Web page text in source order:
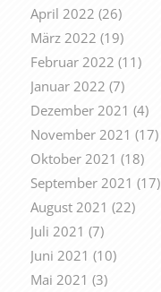
April 2022 (26)
März 2022 (19)
Februar 2022 (11)
Januar 2022 (7)
Dezember 2021 (4)
November 2021 (17)
Oktober 2021 (18)
September 2021 (17)
August 2021 (22)
Juli 2021 (7)
Juni 2021 (10)
Mai 2021 (3)